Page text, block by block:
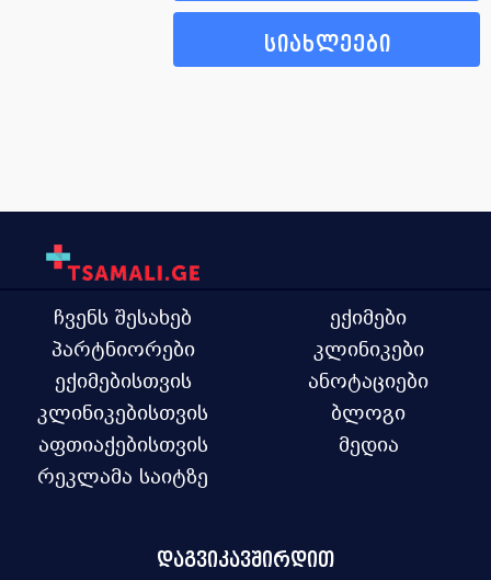
სიახლეები
ჩვენს შესახებ
პარტნიორები
ექიმებისთვის
კლინიკებისთვის
აფთიაქებისთვის
რეკლამა საიტზე
ექიმები
კლინიკები
ანოტაციები
ბლოგი
მედია
დაგვიკავშირდით